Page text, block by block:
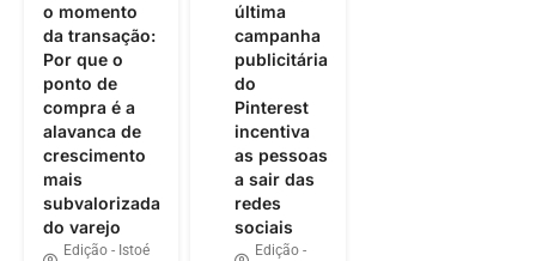
o momento
da transação:
Por que o
ponto de
compra é a
alavanca de
crescimento
mais
subvalorizada
do varejo
Edição - Istoé
última
campanha
publicitária
do
Pinterest
incentiva
as pessoas
a sair das
redes
sociais
Edição -